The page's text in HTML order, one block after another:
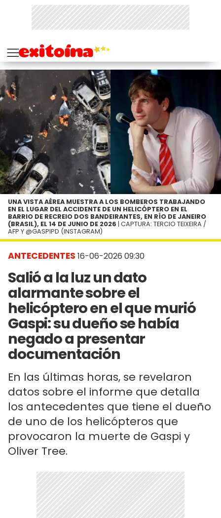
ANTECEDENTES 16-06-2026 09:30
Salió a la luz un dato
alarmante sobre el
helicóptero en el que murió
Gaspi: su dueño se había
negado a presentar
documentación
En las últimas horas, se revelaron
datos sobre el informe que detalla
los antecedentes que tiene el dueño
de uno de los helicópteros que
provocaron la muerte de Gaspi y
Oliver Tree.
UNA VISTA AÉREA MUESTRA A LOS BOMBEROS TRABAJANDO
EN EL LUGAR DEL ACCIDENTE DE UN HELICÓPTERO EN EL
BARRIO DE RECREIO DOS BANDEIRANTES, EN RÍO DE JANEIRO
(BRASIL), EL 14 DE JUNIO DE 2026 | CAPTURA: TERCIO TEIXEIRA /
AFP Y @GASPIPD (INSTAGRAM)